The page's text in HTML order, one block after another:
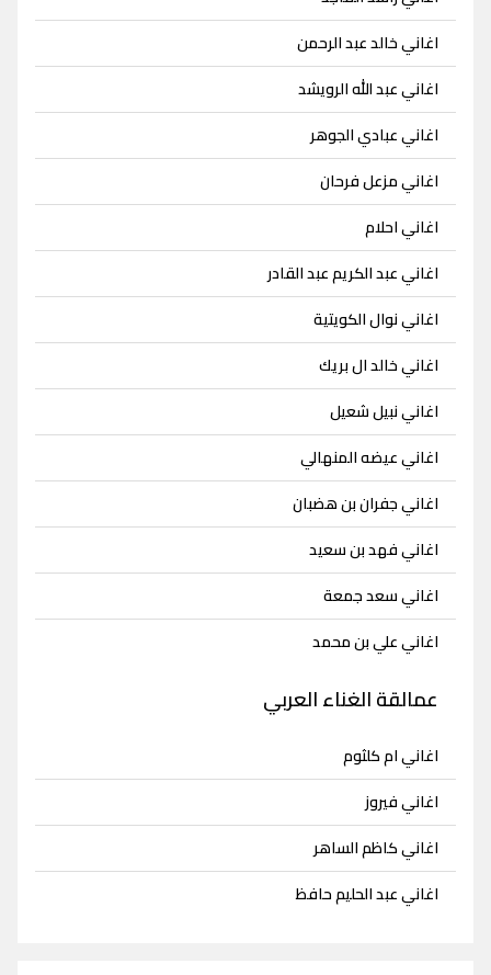
اغاني خالد عبد الرحمن
اغاني عبد الله الرويشد
اغاني عبادي الجوهر
اغاني مزعل فرحان
اغاني احلام
اغاني عبد الكريم عبد القادر
اغاني نوال الكويتية
اغاني خالد ال بريك
اغاني نبيل شعيل
اغاني عيضه المنهالي
اغاني جفران بن هضبان
اغاني فهد بن سعيد
اغاني سعد جمعة
اغاني علي بن محمد
عمالقة الغناء العربي
اغاني ام كلثوم
اغاني فيروز
اغاني كاظم الساهر
اغاني عبد الحليم حافظ